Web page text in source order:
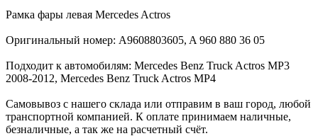
Рамка фары левая Mercedes Actros
Оригинальный номер: A9608803605, A 960 880 36 05
Подходит к автомобилям: Mercedes Benz Truck Actros MP3
2008-2012, Mercedes Benz Truck Actros MP4
Самовывоз с нашего склада или отправим в ваш город, любой
транспортной компанией. К оплате принимаем наличные,
безналичные, а так же на расчетный счёт.